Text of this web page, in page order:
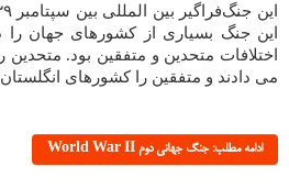
این جنگفراگیر بین المللی بین سپتامبر
این جنگ بسیاری از کشورهای جهان را
اختلافات متحدین و متفقین بود. متحدین
می دادند و متفقین را کشورهای
ادامه مطلب: جنگ جهانی دوم World War II